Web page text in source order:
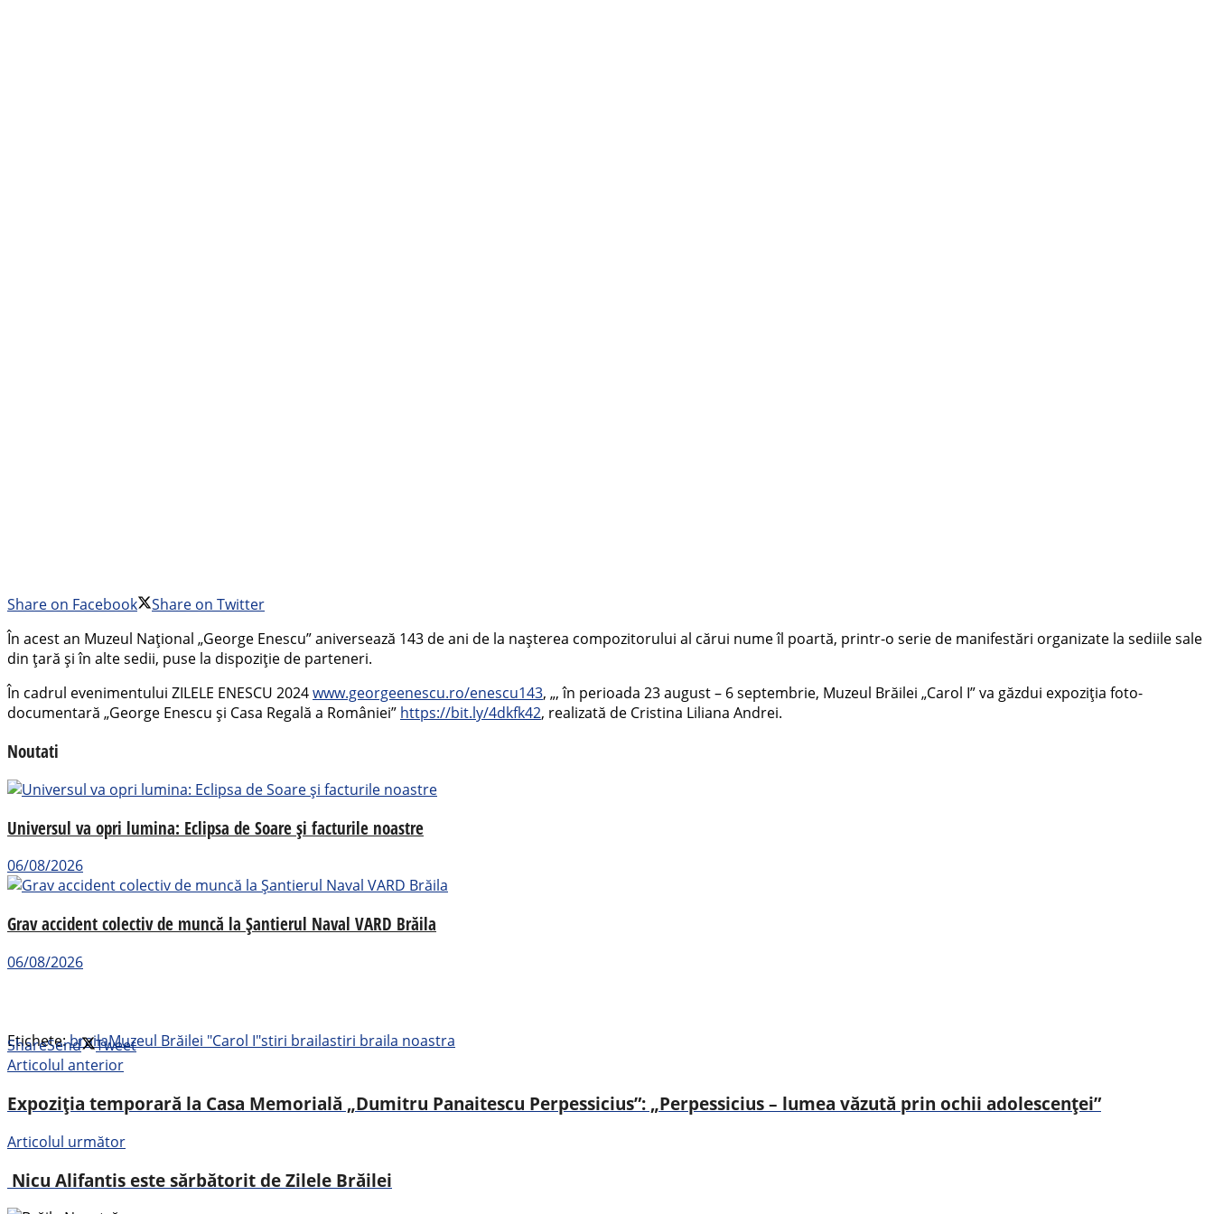
Share on Facebook
Share on Twitter
În acest an Muzeul Național „George Enescu” aniversează 143 de ani de la nașterea compozitorului al cărui nume îl poartă, printr-o serie de manifestări organizate la sediile sale
din țară și în alte sedii, puse la dispoziție de parteneri.
În cadrul evenimentului ZILELE ENESCU 2024www.georgeenescu.ro/enescu143, „, în perioada 23 august – 6 septembrie, Muzeul Brăilei „Carol I” va găzdui expoziția foto-
documentară „George Enescu și Casa Regală a României” https://bit.ly/4dkfk42, realizată de Cristina Liliana Andrei.
Noutati
Universul va opri lumina: Eclipsa de Soare și facturile noastre
06/08/2026
Grav accident colectiv de muncă la Șantierul Naval VARD Brăila
06/08/2026
Etichete:brailaMuzeul Brăilei "Carol I"stiri brailastiri braila noastra
ShareSend
Tweet
Articolul anterior
Expoziția temporară la Casa Memorială „Dumitru Panaitescu Perpessicius”: „Perpessicius – lumea văzută prin ochii adolescenței”
Articolul următor
Nicu Alifantis este sărbătorit de Zilele Brăilei